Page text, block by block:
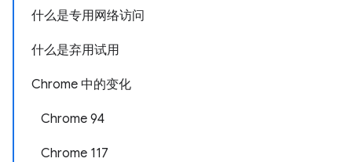
什么是专用网络访问
什么是弃用试用
Chrome 中的变化
Chrome 94
Chrome 117